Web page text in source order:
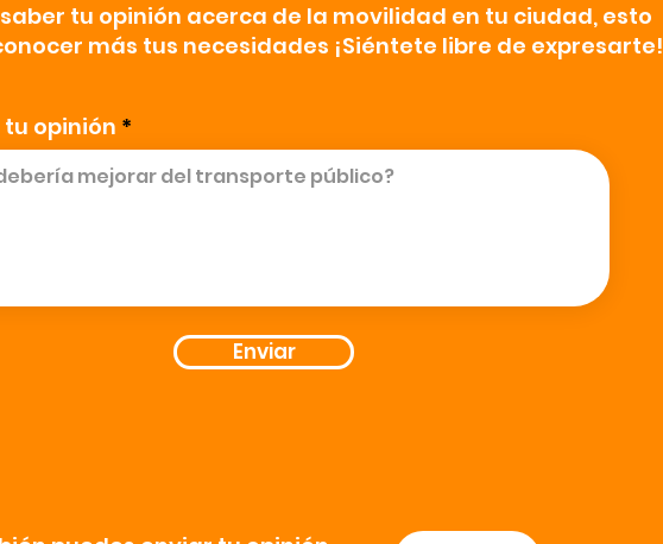
tu opinión acerca de la movilidad en tu ciudad, esto
más tus necesidades ¡Siéntete libre de expresarte!
tu opinión
Enviar